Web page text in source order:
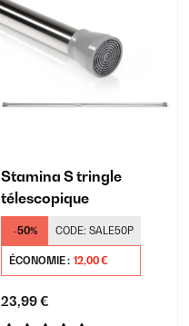
Stamina S tringle
télescopique
-50% CODE: SALE50P
ÉCONOMIE : 12,00 €
23,99 €